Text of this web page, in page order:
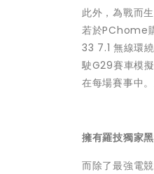
此外，為戰而
若於PChome
33 7.1 無線環
駛G29賽車模
在每場賽事中
擁有羅技獨家
而除了最強電